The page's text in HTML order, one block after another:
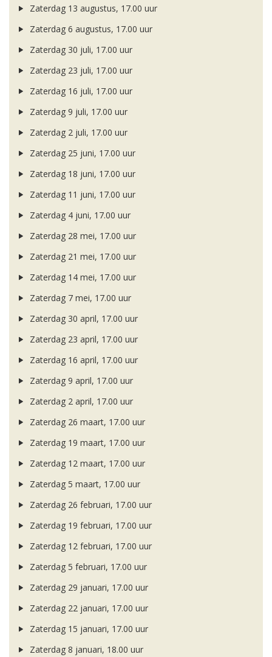
Zaterdag 13 augustus, 17.00 uur
Zaterdag 6 augustus, 17.00 uur
Zaterdag 30 juli, 17.00 uur
Zaterdag 23 juli, 17.00 uur
Zaterdag 16 juli, 17.00 uur
Zaterdag 9 juli, 17.00 uur
Zaterdag 2 juli, 17.00 uur
Zaterdag 25 juni, 17.00 uur
Zaterdag 18 juni, 17.00 uur
Zaterdag 11 juni, 17.00 uur
Zaterdag 4 juni, 17.00 uur
Zaterdag 28 mei, 17.00 uur
Zaterdag 21 mei, 17.00 uur
Zaterdag 14 mei, 17.00 uur
Zaterdag 7 mei, 17.00 uur
Zaterdag 30 april, 17.00 uur
Zaterdag 23 april, 17.00 uur
Zaterdag 16 april, 17.00 uur
Zaterdag 9 april, 17.00 uur
Zaterdag 2 april, 17.00 uur
Zaterdag 26 maart, 17.00 uur
Zaterdag 19 maart, 17.00 uur
Zaterdag 12 maart, 17.00 uur
Zaterdag 5 maart, 17.00 uur
Zaterdag 26 februari, 17.00 uur
Zaterdag 19 februari, 17.00 uur
Zaterdag 12 februari, 17.00 uur
Zaterdag 5 februari, 17.00 uur
Zaterdag 29 januari, 17.00 uur
Zaterdag 22 januari, 17.00 uur
Zaterdag 15 januari, 17.00 uur
Zaterdag 8 januari, 18.00 uur